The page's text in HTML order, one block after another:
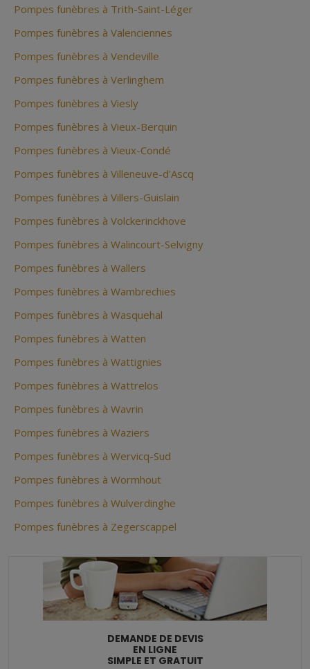
Pompes funèbres à Trith-Saint-Léger
Pompes funèbres à Valenciennes
Pompes funèbres à Vendeville
Pompes funèbres à Verlinghem
Pompes funèbres à Viesly
Pompes funèbres à Vieux-Berquin
Pompes funèbres à Vieux-Condé
Pompes funèbres à Villeneuve-d'Ascq
Pompes funèbres à Villers-Guislain
Pompes funèbres à Volckerinckhove
Pompes funèbres à Walincourt-Selvigny
Pompes funèbres à Wallers
Pompes funèbres à Wambrechies
Pompes funèbres à Wasquehal
Pompes funèbres à Watten
Pompes funèbres à Wattignies
Pompes funèbres à Wattrelos
Pompes funèbres à Wavrin
Pompes funèbres à Waziers
Pompes funèbres à Wervicq-Sud
Pompes funèbres à Wormhout
Pompes funèbres à Wulverdinghe
Pompes funèbres à Zegerscappel
DEMANDE DE DEVIS
EN LIGNE
SIMPLE ET GRATUIT